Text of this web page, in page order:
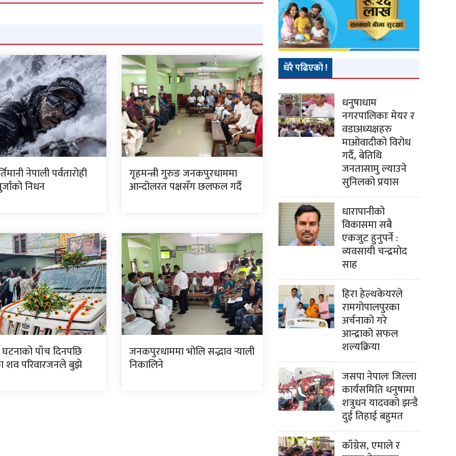
नेपाली पर्वतारोही
निधन
गृहमन्त्री गुरुङ जनकपुरधाममा
आन्दोलरत पक्षसँग छलफल गर्दै
पाँच दिनपछि
परिवारजनले बुझे
जनकपुरधाममा भोलि सद्भाव र्‍याली
निकालिने
धेरै पढिएको !
धनुषाधाम
नगरपालिकाः मेयर र
वडाअध्यक्षहरु
माओवादीको विरोध
गर्दै, बेतिथि
जनतासामु ल्याउने
सुनिलको प्रयास
धारापानीको
विकासमा सबै
एकजुट हुनुपर्ने :
व्यवसायी चन्द्रमोद
साह
हिरा हेल्थकेयरले
रामगोपालपुरका
अर्चनाको गरे
आन्द्राको सफल
शल्यक्रिया
जसपा नेपालः जिल्ला
कार्यसमिति धनुषामा
शत्रुधन यादवको झन्डै
दुई तिहाई बहुमत
काँग्रेस, एमाले र